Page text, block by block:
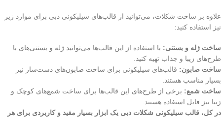
علاوه بر ساخت شکلات، می‌توانید از قالب‌های سیلیکونی دبی برای موارد زیر
نیز استفاده کنید:
ساخت ژله و بستنی: با استفاده از این قالب‌ها می‌توانید ژله و بستنی‌های با
طرح‌های زیبا و جذاب تهیه کنید.
ساخت صابون: قالب‌های سیلیکونی برای ساخت صابون‌های دست‌ساز نیز
بسیار مناسب هستند.
ساخت شمع: برخی از طرح‌های این قالب‌ها برای ساخت شمع‌های کوچک و
زیبا نیز قابل استفاده هستند.
در کل، قالب سیلیکونی شکلات دبی یک ابزار بسیار مفید و کاربردی برای هر